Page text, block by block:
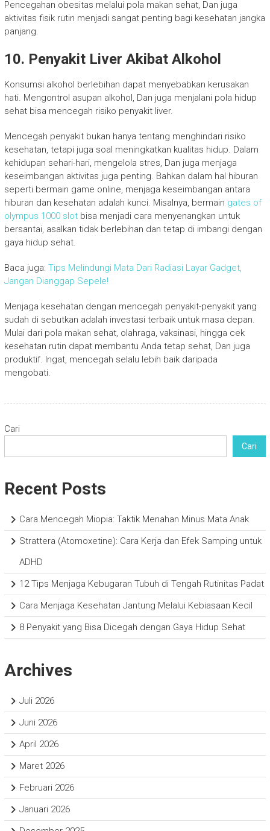
Pencegahan obesitas melalui pola makan sehat, Dan juga
aktivitas fisik rutin menjadi sangat penting bagi kesehatan jangka
panjang.
10. Penyakit Liver Akibat Alkohol
Konsumsi alkohol berlebihan dapat menyebabkan kerusakan
hati. Mengontrol asupan alkohol, Dan juga menjalani pola hidup
sehat bisa mencegah risiko penyakit liver.
Mencegah penyakit bukan hanya tentang menghindari risiko
kesehatan, tetapi juga soal meningkatkan kualitas hidup. Dalam
kehidupan sehari-hari, mengelola stres, Dan juga menjaga
keseimbangan aktivitas juga penting. Bahkan dalam hal hiburan
seperti bermain game online, menjaga keseimbangan antara
hiburan dan kesehatan adalah kunci. Misalnya, bermain gates of
olympus 1000 slotbisa menjadi cara menyenangkan untuk
bersantai, asalkan tidak berlebihan dan tetap di imbangi dengan
gaya hidup sehat.
Baca juga: Tips Melindungi Mata Dari Radiasi Layar Gadget,
Jangan Dianggap Sepele!
Menjaga kesehatan dengan mencegah penyakit-penyakit yang
sudah di sebutkan adalah investasi terbaik untuk masa depan.
Mulai dari pola makan sehat, olahraga, vaksinasi, hingga cek
kesehatan rutin dapat membantu Anda tetap sehat, Dan juga
produktif. Ingat, mencegah selalu lebih baik daripada
mengobati.
Cari
Cari
Recent Posts
Cara Mencegah Miopia: Taktik Menahan Minus Mata Anak
Strattera (Atomoxetine): Cara Kerja dan Efek Samping untuk
ADHD
12 Tips Menjaga Kebugaran Tubuh di Tengah Rutinitas Padat
Cara Menjaga Kesehatan Jantung Melalui Kebiasaan Kecil
8 Penyakit yang Bisa Dicegah dengan Gaya Hidup Sehat
Archives
Juli 2026
Juni 2026
April 2026
Maret 2026
Februari 2026
Januari 2026